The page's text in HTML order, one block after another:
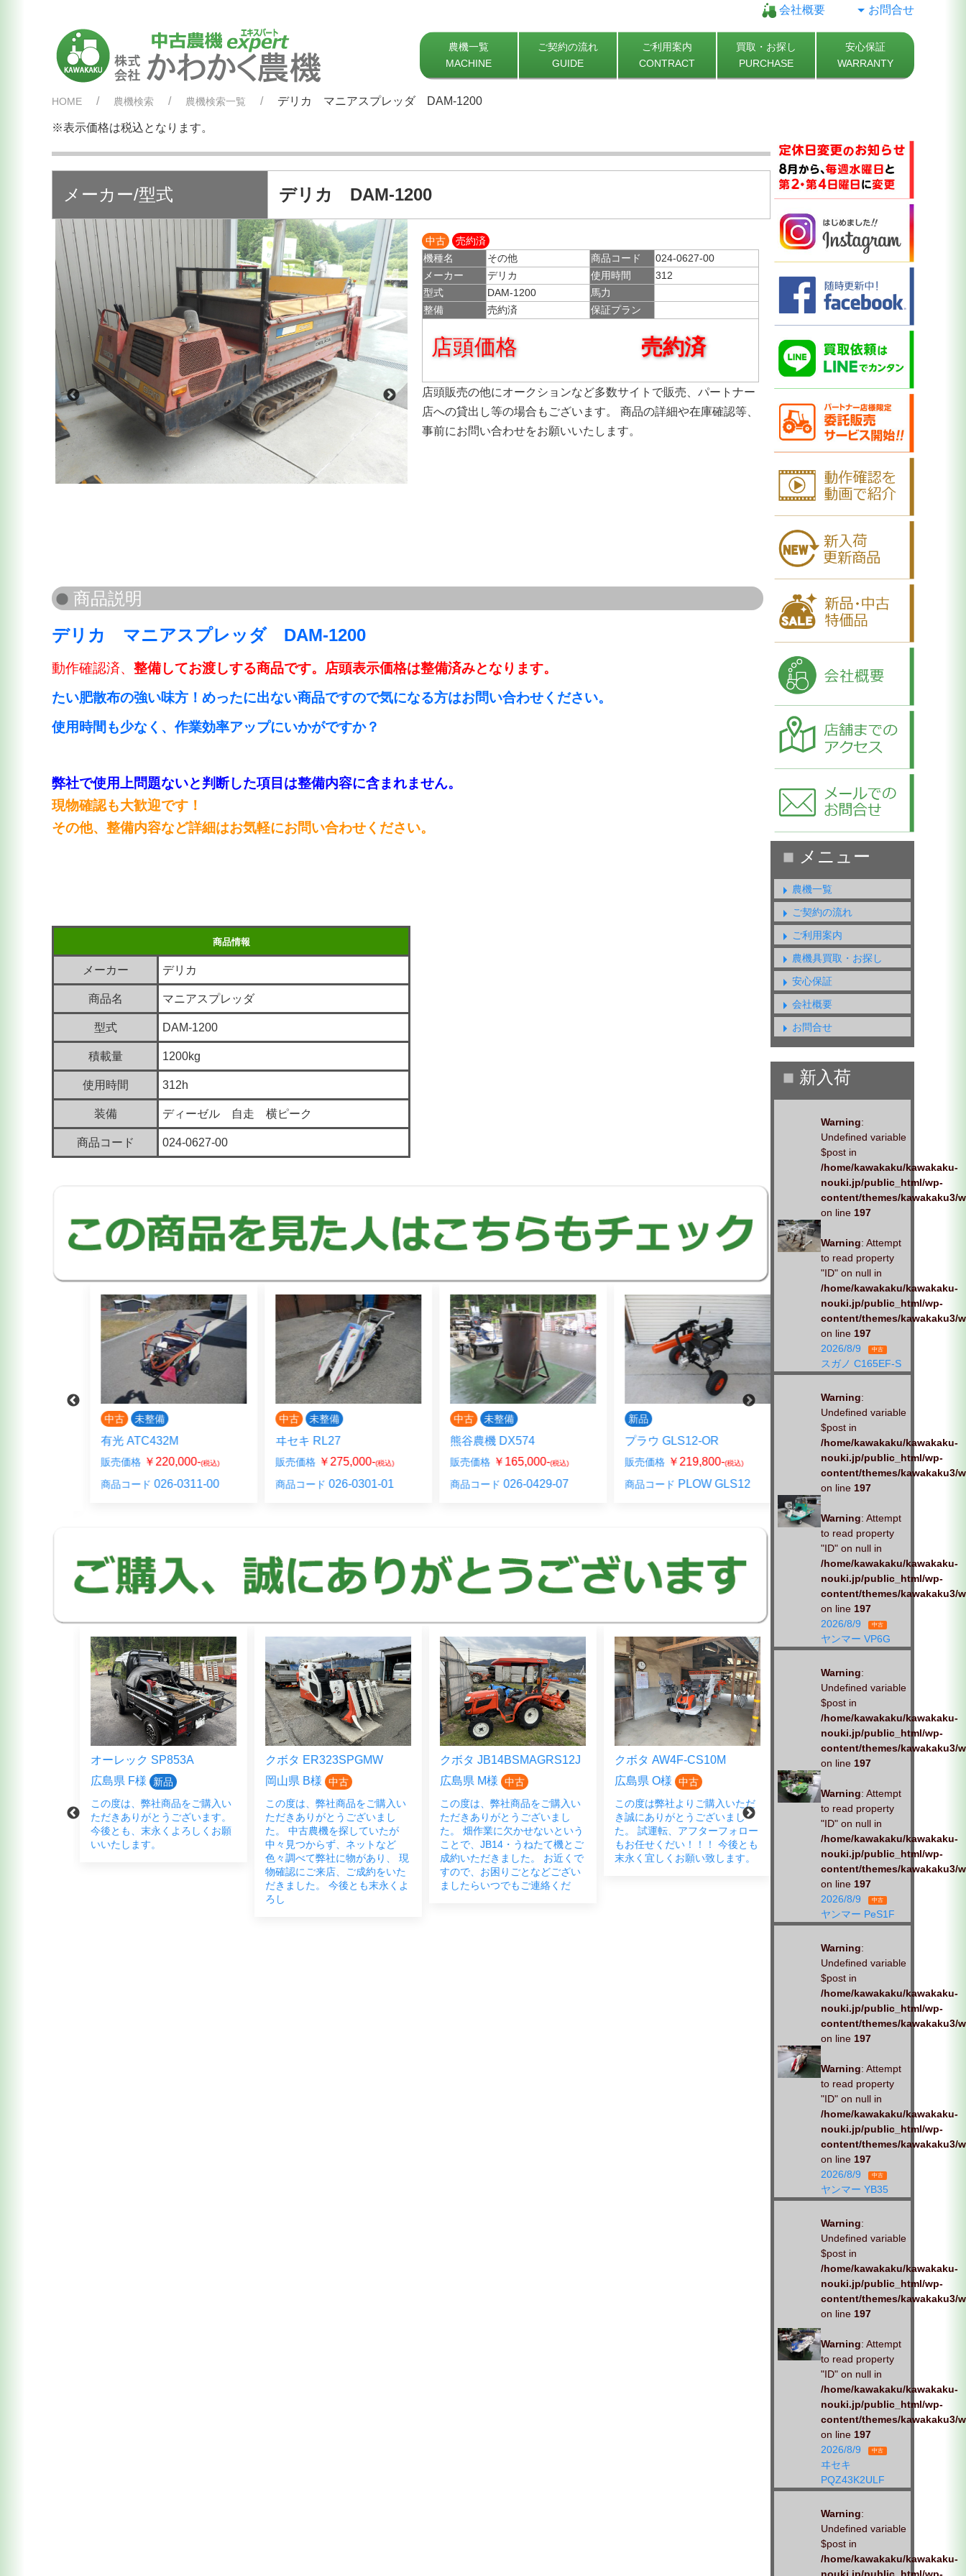
会社概要 お問合せ
農機一覧
MACHINE
ご契約の流れ
GUIDE
ご利用案内
CONTRACT
買取・お探し
PURCHASE
安心保証
WARRANTY
HOME 農機検索 農機検索一覧 デリカ マニアスプレッダ DAM-1200
※表示価格は税込となります。
メーカー/型式 デリカ DAM-1200
中古
売約済
機種名
その他 商品コード
024-0627-00
メーカー
デリカ 使用時間
312
型式
DAM-1200
馬力
整備
売約済 保証プラン
店頭価格 売約済
店頭販売の他にオークションなど多数サイトで販売、パートナー
店への貸出し等の場合もございます。 商品の詳細や在庫確認等、
事前にお問い合わせをお願いいたします。
デリカ マニアスプレッダ DAM-1200
動作確認済、 整備してお渡しする商品です。店頭表示価格は整備済みとなります。
たい肥散布の強い味方！めったに出ない商品ですので気になる方はお問い合わせください。
使用時間も少なく、作業効率アップにいかがですか？
弊社で使用上問題ないと判断した項目は整備内容に含まれません。
現物確認も大歓迎です！
その他、整備内容など詳細はお気軽にお問い合わせください。
商品情報
メーカー デリカ
商品名 マニアスプレッダ
型式 DAM-1200
積載量 1200kg
使用時間 312h
装備 ディーゼル 自走 横ピーク
商品コード 024-0627-00
中古 未整備
有光 ATC432M
販売価格 ￥220,000-(税込)
商品コード026-0311-00
中古 未整備
ヰセキ RL27
販売価格 ￥275,000-(税込)
商品コード026-0301-01
中古 未整備
熊谷農機 DX574
販売価格 ￥165,000-(税込)
商品コード026-0429-07
新品
プラウ GLS12-OR
販売価格 ￥219,800-(税込)
商品コードPLOW GLS12
丸山製作所 HNJ-1201H
販売価格 ￥1,243,000-
商品コードHNJ-1201H_HNJ
オーレック SP853A
広島県 F様 新品
この度は、弊社商品をご購入い
ただきありがとうございます。
今後とも、末永くよろしくお願
いいたします。
クボタ ER323SPGMW
岡山県 B様 中古
この度は、弊社商品をご購入い
ただきありがとうございまし
た。 中古農機を探していたが
中々見つからず、ネットなど
色々調べて弊社に物があり、 現
物確認にご来店、ご成約をいた
だきました。 今後とも末永くよ
ろし
クボタ JB14BSMAGRS12J
広島県 M様 中古
この度は、弊社商品をご購入い
ただきありがとうございまし
た。 畑作業に欠かせないという
ことで、JB14・うねたて機とご
成約いただきました。 お近くで
すので、お困りごとなどござい
ましたらいつでもご連絡くだ
クボタ AW4F-CS10M
広島県 O様 中古
この度は弊社よりご購入いただ
き誠にありがとうございまし
た。 試運転、アフターフォロー
もお任せくだい！！！ 今後とも
末永く宜しくお願い致します。
クボタ EP4DF-CS
広島県 S様
この度は、弊社商品をご購入い
ただきありがとうございまし
た。 春の蔵出し市にご来店さ
れ、ご成約いただきました。
「試運転もお願いします」とお
声がけいただきました。 しっか
りと、対応させていただきま
農機一覧
ご契約の流れ
ご利用案内
農機具買取・お探し
安心保証
会社概要
お問合せ
Warning:
Undefined variable
$post in
/home/kawakaku/kawakaku-
nouki.jp/public_html/wp-
content/themes/kawakaku3/
on line 197
Warning: Attempt
to read property
"ID" on null in
/home/kawakaku/kawakaku-
nouki.jp/public_html/wp-
content/themes/kawakaku3/
on line 197
2026/8/9
中古
スガノ C165EF-S
Warning:
Undefined variable
$post in
/home/kawakaku/kawakaku-
nouki.jp/public_html/wp-
content/themes/kawakaku3/
on line 197
Warning: Attempt
to read property
"ID" on null in
/home/kawakaku/kawakaku-
nouki.jp/public_html/wp-
content/themes/kawakaku3/
on line 197
2026/8/9
中古
ヤンマー VP6G
Warning:
Undefined variable
$post in
/home/kawakaku/kawakaku-
nouki.jp/public_html/wp-
content/themes/kawakaku3/
on line 197
Warning: Attempt
to read property
"ID" on null in
/home/kawakaku/kawakaku-
nouki.jp/public_html/wp-
content/themes/kawakaku3/
on line 197
2026/8/9
中古
ヤンマー PeS1F
Warning:
Undefined variable
$post in
/home/kawakaku/kawakaku-
nouki.jp/public_html/wp-
content/themes/kawakaku3/
on line 197
Warning: Attempt
to read property
"ID" on null in
/home/kawakaku/kawakaku-
nouki.jp/public_html/wp-
content/themes/kawakaku3/
on line 197
2026/8/9
中古
ヤンマー YB35
Warning:
Undefined variable
$post in
/home/kawakaku/kawakaku-
nouki.jp/public_html/wp-
content/themes/kawakaku3/
on line 197
Warning: Attempt
to read property
"ID" on null in
/home/kawakaku/kawakaku-
nouki.jp/public_html/wp-
content/themes/kawakaku3/
on line 197
2026/8/9
中古
ヰセキ
PQZ43K2ULF
Warning:
Undefined variable
$post in
/home/kawakaku/kawakaku-